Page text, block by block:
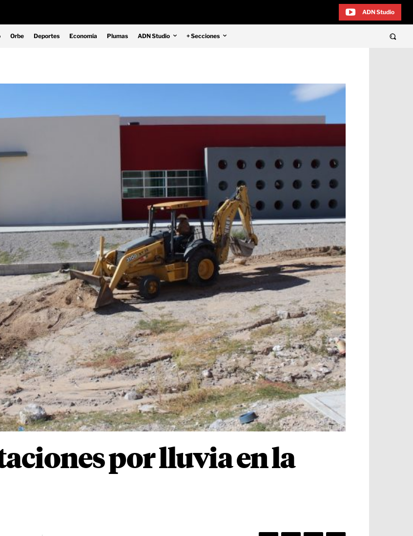
ADN Studio
Orbe Deportes Economía Plumas ADN Studio + Secciones
por lluvia en la